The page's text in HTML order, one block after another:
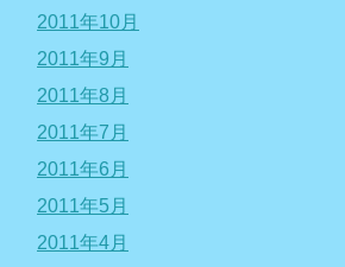
2011年10月
2011年9月
2011年8月
2011年7月
2011年6月
2011年5月
2011年4月